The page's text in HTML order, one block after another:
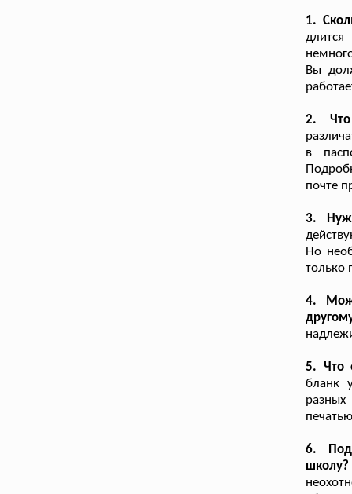
1.
Вы
2. Что
в
почте
3.
Но
только
4.
5. Что
бланк
6.
школу?